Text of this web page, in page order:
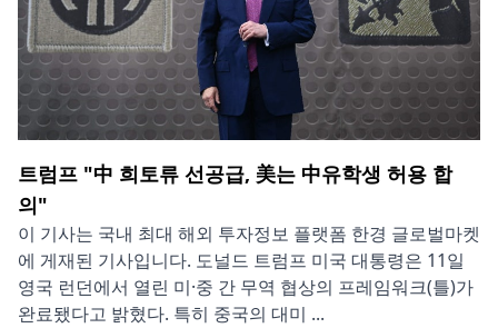
트럼프 "中 희토류 선공급, 美는 中유학생 허용 합
의"
이 기사는 국내 최대 해외 투자정보 플랫폼 한경 글로벌마켓
에 게재된 기사입니다. 도널드 트럼프 미국 대통령은 11일
영국 런던에서 열린 미·중 간 무역 협상의 프레임워크(틀)가
완료됐다고 밝혔다. 특히 중국의 대미 ...